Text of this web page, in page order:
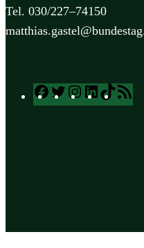
Tel. 030/227–74150
Facebook
TwitterInstagram
LinkedIn
TikTok